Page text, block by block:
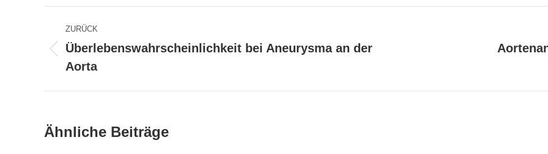
Kommentarnavigation
ZURÜCK
Beitrag:
Überlebenswahrscheinlichkeit bei Aneurysma an der
Aorta
Ähnliche Beiträge